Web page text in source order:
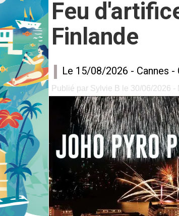
Feu
Finlande
Le 15/08/2026 - Cannes -
Publié par Sylvie B le 30/06/2026 -